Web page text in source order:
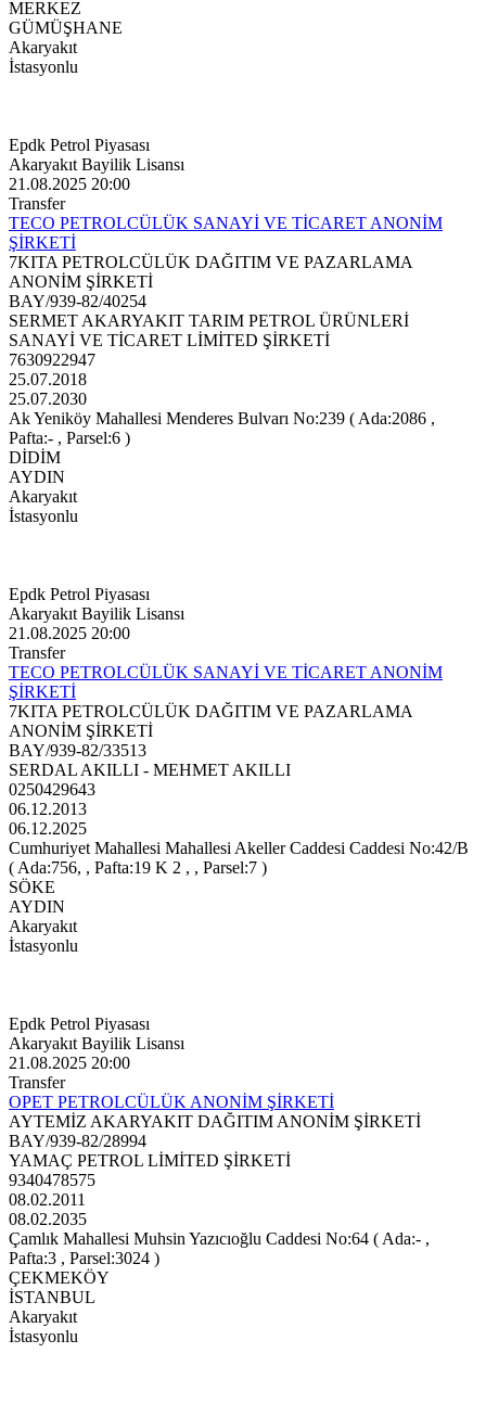
MERKEZ
GÜMÜŞHANE
Akaryakıt
İstasyonlu
Epdk Petrol Piyasası
Akaryakıt Bayilik Lisansı
21.08.2025 20:00
Transfer
TECO PETROLCÜLÜK SANAYİ VE TİCARET ANONİM
ŞİRKETİ
7KITA PETROLCÜLÜK DAĞITIM VE PAZARLAMA
ANONİM ŞİRKETİ
BAY/939-82/40254
SERMET AKARYAKIT TARIM PETROL ÜRÜNLERİ
SANAYİ VE TİCARET LİMİTED ŞİRKETİ
7630922947
25.07.2018
25.07.2030
Ak Yeniköy Mahallesi Menderes Bulvarı No:239 ( Ada:2086 ,
Pafta:- , Parsel:6 )
DİDİM
AYDIN
Akaryakıt
İstasyonlu
Epdk Petrol Piyasası
Akaryakıt Bayilik Lisansı
21.08.2025 20:00
Transfer
TECO PETROLCÜLÜK SANAYİ VE TİCARET ANONİM
ŞİRKETİ
7KITA PETROLCÜLÜK DAĞITIM VE PAZARLAMA
ANONİM ŞİRKETİ
BAY/939-82/33513
SERDAL AKILLI - MEHMET AKILLI
0250429643
06.12.2013
06.12.2025
Cumhuriyet Mahallesi Mahallesi Akeller Caddesi Caddesi No:42/B
( Ada:756, , Pafta:19 K 2 , , Parsel:7 )
SÖKE
AYDIN
Akaryakıt
İstasyonlu
Epdk Petrol Piyasası
Akaryakıt Bayilik Lisansı
21.08.2025 20:00
Transfer
OPET PETROLCÜLÜK ANONİM ŞİRKETİ
AYTEMİZ AKARYAKIT DAĞITIM ANONİM ŞİRKETİ
BAY/939-82/28994
YAMAÇ PETROL LİMİTED ŞİRKETİ
9340478575
08.02.2011
08.02.2035
Çamlık Mahallesi Muhsin Yazıcıoğlu Caddesi No:64 ( Ada:- ,
Pafta:3 , Parsel:3024 )
ÇEKMEKÖY
İSTANBUL
Akaryakıt
İstasyonlu